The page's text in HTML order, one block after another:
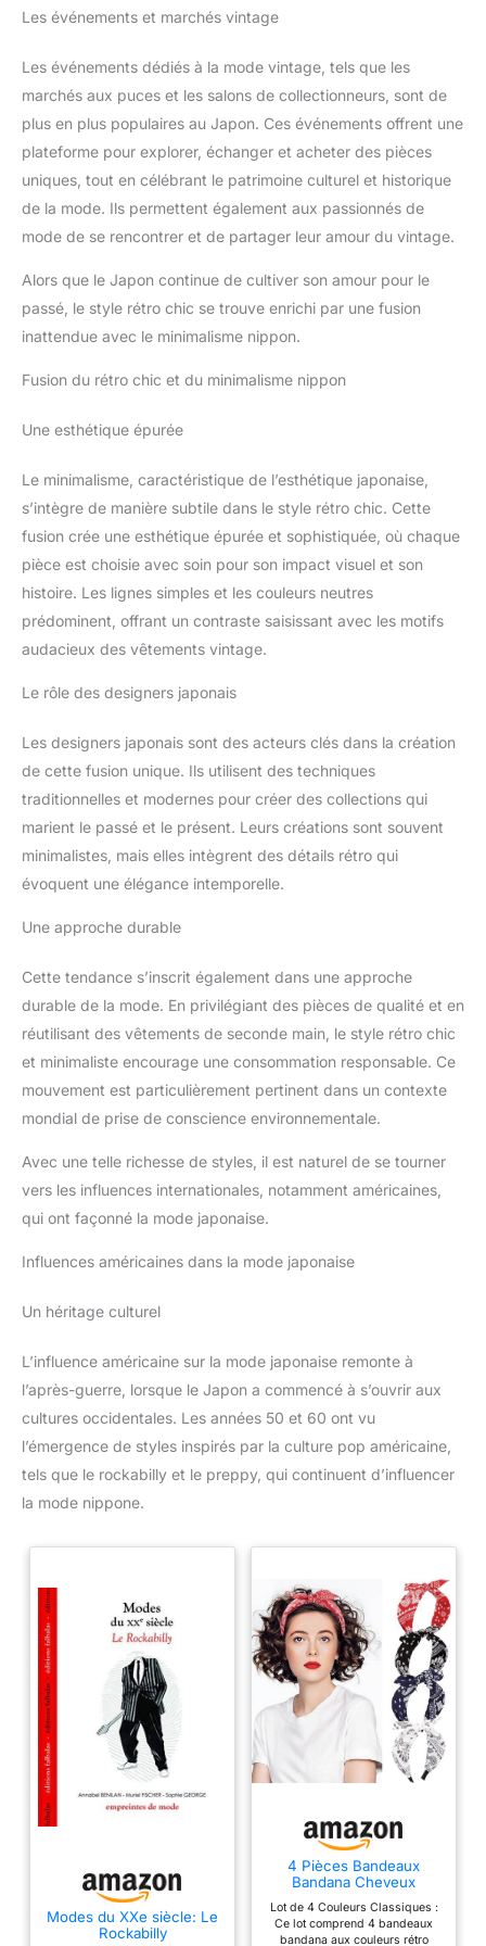
Les événements et marchés vintage
Les événements dédiés à la mode vintage, tels que les
marchés aux puces et les salons de collectionneurs, sont de
plus en plus populaires au Japon. Ces événements offrent une
plateforme pour explorer, échanger et acheter des pièces
uniques, tout en célébrant le patrimoine culturel et historique
de la mode. Ils permettent également aux passionnés de
mode de se rencontrer et de partager leur amour du vintage.
Alors que le Japon continue de cultiver son amour pour le
passé, le style rétro chic se trouve enrichi par une fusion
inattendue avec le minimalisme nippon.
Fusion du rétro chic et du minimalisme nippon
Une esthétique épurée
Le minimalisme, caractéristique de l’esthétique japonaise,
s’intègre de manière subtile dans le style rétro chic. Cette
fusion crée une esthétique épurée et sophistiquée, où chaque
pièce est choisie avec soin pour son impact visuel et son
histoire. Les lignes simples et les couleurs neutres
prédominent, offrant un contraste saisissant avec les motifs
audacieux des vêtements vintage.
Le rôle des designers japonais
Les designers japonais sont des acteurs clés dans la création
de cette fusion unique. Ils utilisent des techniques
traditionnelles et modernes pour créer des collections qui
marient le passé et le présent. Leurs créations sont souvent
minimalistes, mais elles intègrent des détails rétro qui
évoquent une élégance intemporelle.
Une approche durable
Cette tendance s’inscrit également dans une approche
durable de la mode. En privilégiant des pièces de qualité et en
réutilisant des vêtements de seconde main, le style rétro chic
et minimaliste encourage une consommation responsable. Ce
mouvement est particulièrement pertinent dans un contexte
mondial de prise de conscience environnementale.
Avec une telle richesse de styles, il est naturel de se tourner
vers les influences internationales, notamment américaines,
qui ont façonné la mode japonaise.
Influences américaines dans la mode japonaise
Un héritage culturel
L’influence américaine sur la mode japonaise remonte à
l’après-guerre, lorsque le Japon a commencé à s’ouvrir aux
cultures occidentales. Les années 50 et 60 ont vu
l’émergence de styles inspirés par la culture pop américaine,
tels que le rockabilly et le preppy, qui continuent d’influencer
la mode nippone.
Modes du XXe siècle: Le
Rockabilly
4 Pièces Bandeaux
Bandana Cheveux
Rétro Motif Paisley avec
Nœud Papillon, Bandeau
Lot de 4 Couleurs Classiques :
Ce lot comprend 4 bandeaux
bandana aux couleurs rétro